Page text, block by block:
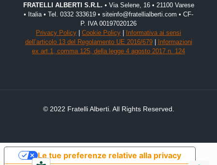
FRATELLI ALBERTI S.R.L. • Via Selene, 16 • 21100 Varese
• Italia • Tel. 0332 333619 • siteinfo@fratellialberti.com • CF-
P. IVA 00197020126
Privacy Policy | Cookie Policy | Informativa ai sensi
dell’articolo 13 del Regolamento UE 2016/679| Informazioni
ex art.1, comma 125, della legge 4 agosto 2017 n. 124
© 2022 Fratelli Alberti. All Rights Reserved.
Le tue preferenze relative alla privacy